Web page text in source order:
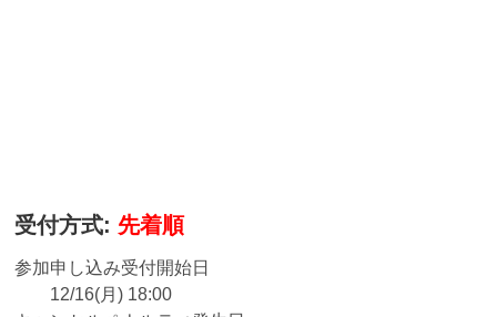
受付方式: 先着順
参加申し込み受付開始日
12/16(月) 18:00